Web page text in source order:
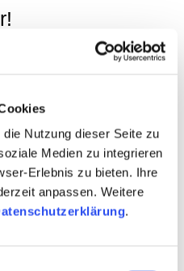
Nutzung dieser Seite zu
Medien zu integrieren
Erlebnis zu bieten. Ihre
anpassen. Weitere
.
Herbula
sich mit vielfältigen
Im Rahmen der kleinen
wir uns
Gartenkräutern und
informatives